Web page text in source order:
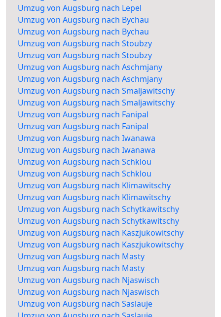
Umzug von Augsburg nach Lepel
Umzug von Augsburg nach Bychau
Umzug von Augsburg nach Bychau
Umzug von Augsburg nach Stoubzy
Umzug von Augsburg nach Stoubzy
Umzug von Augsburg nach Aschmjany
Umzug von Augsburg nach Aschmjany
Umzug von Augsburg nach Smaljawitschy
Umzug von Augsburg nach Smaljawitschy
Umzug von Augsburg nach Fanipal
Umzug von Augsburg nach Fanipal
Umzug von Augsburg nach Iwanawa
Umzug von Augsburg nach Iwanawa
Umzug von Augsburg nach Schklou
Umzug von Augsburg nach Schklou
Umzug von Augsburg nach Klimawitschy
Umzug von Augsburg nach Klimawitschy
Umzug von Augsburg nach Schytkawitschy
Umzug von Augsburg nach Schytkawitschy
Umzug von Augsburg nach Kaszjukowitschy
Umzug von Augsburg nach Kaszjukowitschy
Umzug von Augsburg nach Masty
Umzug von Augsburg nach Masty
Umzug von Augsburg nach Njaswisch
Umzug von Augsburg nach Njaswisch
Umzug von Augsburg nach Saslauje